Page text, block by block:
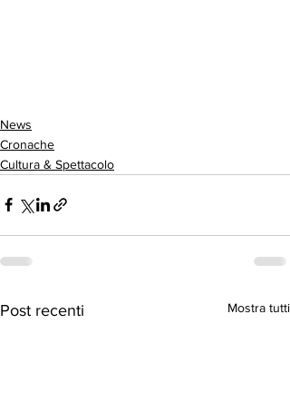
News
Cronache
Cultura & Spettacolo
Post recenti Mostra tutti